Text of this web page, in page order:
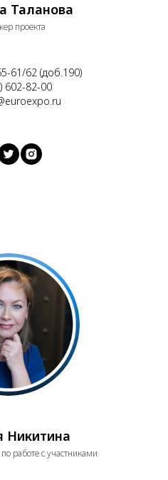
Таланова
проекта
61/62 (доб.190)
602-82-00
Никитина
работе с участниками